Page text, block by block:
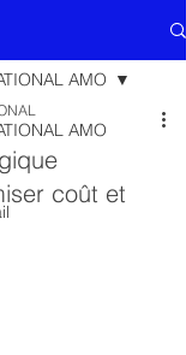
AMO
AMO
coût et